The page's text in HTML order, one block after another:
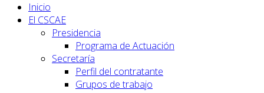
Inicio
El CSCAE
Presidencia
Programa de Actuación
Secretaría
Perfil del contratante
Grupos de trabajo